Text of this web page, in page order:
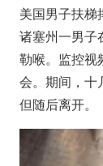
美国男子扶梯
诸塞州一男子
勒喉。监控视
会。期间，十
但随后离开。